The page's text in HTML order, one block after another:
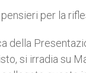
per la
della
si irradia su